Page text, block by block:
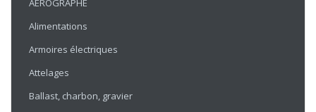
AEROGRAPHE
Alimentations
Armoires électriques
Attelages
Ballast, charbon, gravier